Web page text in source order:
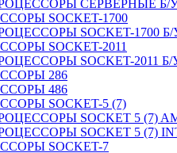
СЕРВЕРНЫЕ Б/
SOCKET-1700
SOCKET-1700 Б/
SOCKET-2011
SOCKET-2011 Б/
286
486
SOCKET-5 (7)
SOCKET 5 (7)
SOCKET 5 (7)
SOCKET-7